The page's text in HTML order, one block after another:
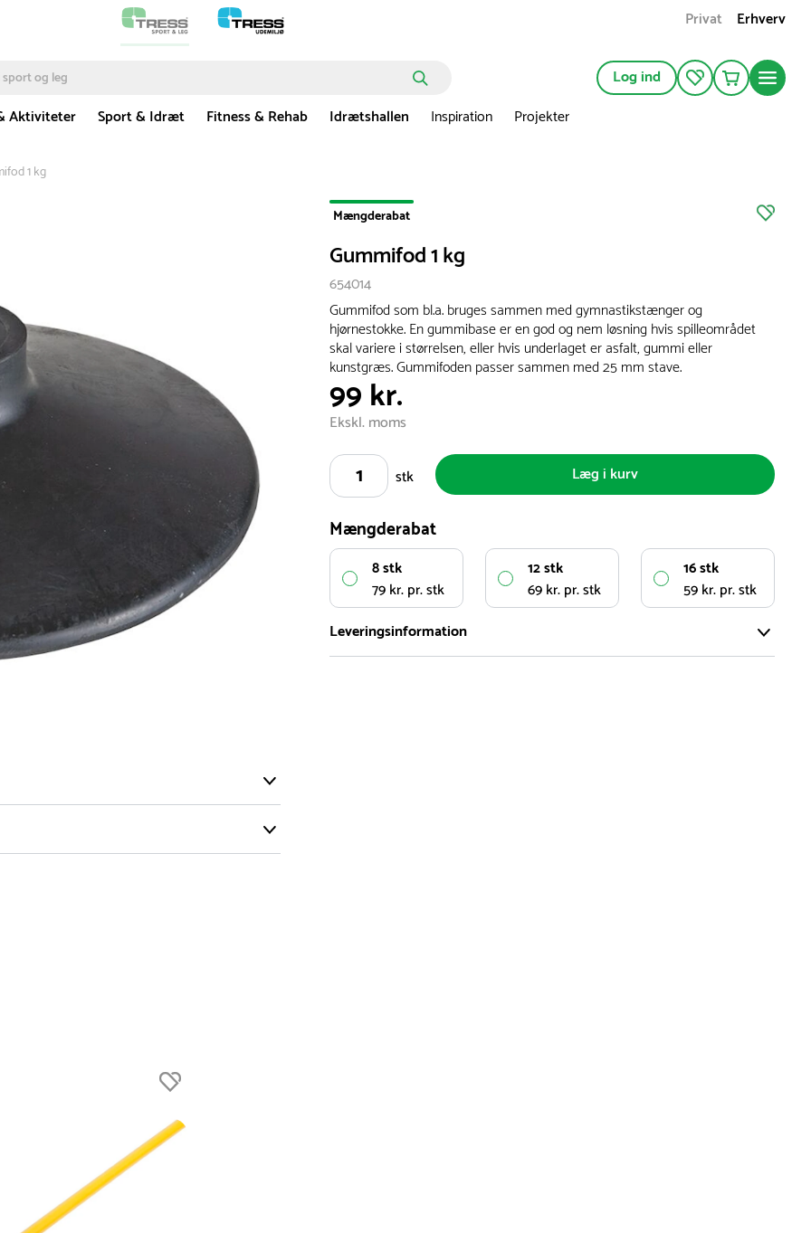
Privat Erhverv
Log ind
Aktiviteter Sport & Idræt Fitness & Rehab Idrætshallen Inspiration Projekter
1 kg
Indendørs
Mængderabat
Gummifod 1 kg
654014
Gummifod som bl.a. bruges sammen med gymnastikstænger og
hjørnestokke. En gummibase er en god og nem løsning hvis spilleområdet
skal variere i størrelsen, eller hvis underlaget er asfalt, gummi eller
kunstgræs. Gummifoden passer sammen med 25 mm stave.
99 kr.
Ekskl. moms
stk Læg i kurv
Mængderabat
8 stk
79 kr. pr. stk
12 stk
69 kr. pr. stk
16 stk
59 kr. pr. stk
Leveringsinformation